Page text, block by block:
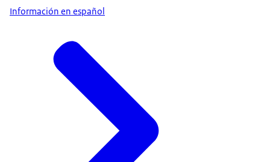
Información en español